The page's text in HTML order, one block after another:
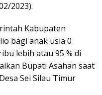
2023).
Kabupaten
bagi anak usia 0
lebih atau 95 % di
Bupati Asahan saat
Sei Silau Timur